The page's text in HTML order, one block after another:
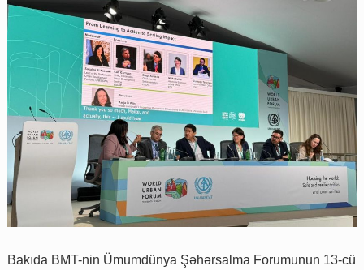
Bakıda BMT-nin Ümumdünya Şəhərsalma Forumunun 13-cü